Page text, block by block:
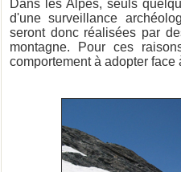
Dans les Alpes, seuls
d'une surveillance
seront donc réalisées par
montagne. Pour ces
comportement à adopter